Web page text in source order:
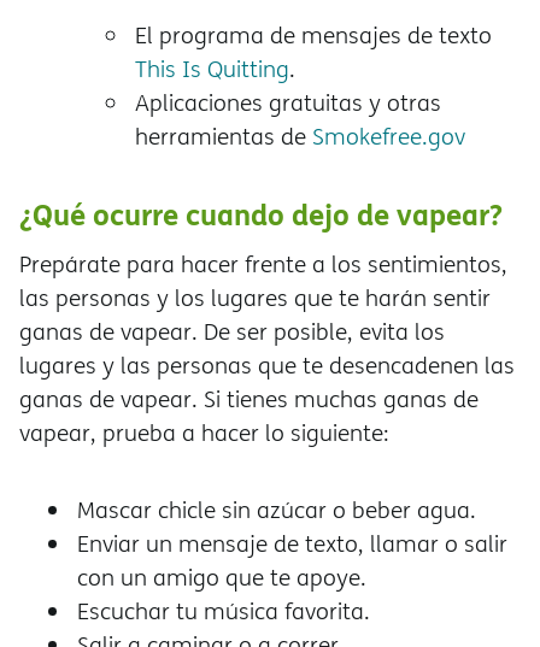
El programa de mensajes de texto
This Is Quitting.
Aplicaciones gratuitas y otras
herramientas de Smokefree.gov
¿Qué ocurre cuando dejo de vapear?
Prepárate para hacer frente a los sentimientos,
las personas y los lugares que te harán sentir
ganas de vapear. De ser posible, evita los
lugares y las personas que te desencadenen las
ganas de vapear. Si tienes muchas ganas de
vapear, prueba a hacer lo siguiente:
Mascar chicle sin azúcar o beber agua.
Enviar un mensaje de texto, llamar o salir
con un amigo que te apoye.
Escuchar tu música favorita.